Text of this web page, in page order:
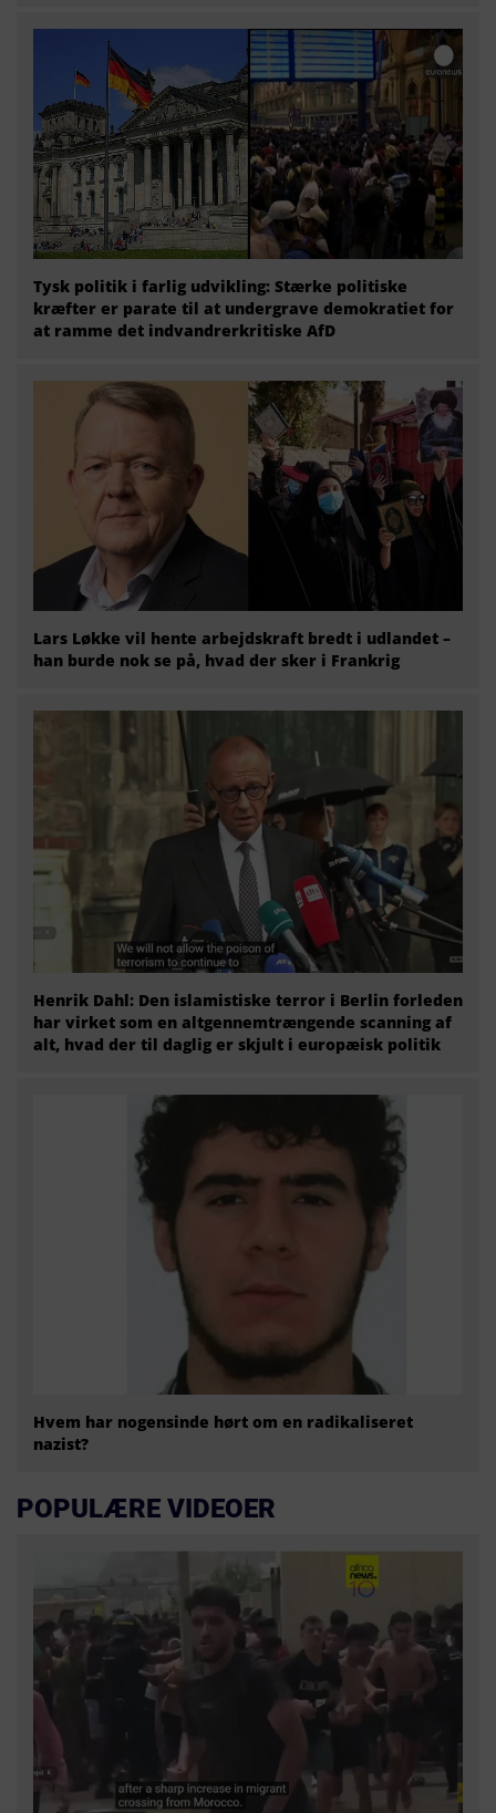
Tysk politik i farlig udvikling: Stærke politiske
kræfter er parate til at undergrave demokratiet for
at ramme det indvandrerkritiske AfD
Lars Løkke vil hente arbejdskraft bredt i udlandet –
han burde nok se på, hvad der sker i Frankrig
Henrik Dahl: Den islamistiske terror i Berlin forleden
har virket som en altgennemtrængende scanning af
alt, hvad der til daglig er skjult i europæisk politik
Hvem har nogensinde hørt om en radikaliseret
nazist?
POPULÆRE VIDEOER